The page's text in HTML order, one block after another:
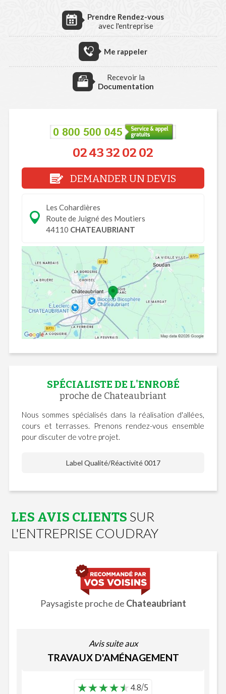
Prendre Rendez-vous
avec l'entreprise
Me rappeler
Recevoir la
Documentation
02 43 32 02 02
DEMANDER UN DEVIS
Les Cohardières
Route de Juigné des Moutiers
44110 CHATEAUBRIANT
SPÉCIALISTE DE L'ENROBÉ
proche de Chateaubriant
Nous sommes spécialisés dans la réalisation d'allées,
cours et terrasses. Prenons rendez-vous ensemble
pour discuter de votre projet.
Label Qualité/Réactivité 0017
LES AVIS CLIENTS SUR
L'ENTREPRISE COUDRAY
Paysagiste proche de Chateaubriant
Avis suite aux
TRAVAUX D'AMÉNAGEMENT
4.8/5